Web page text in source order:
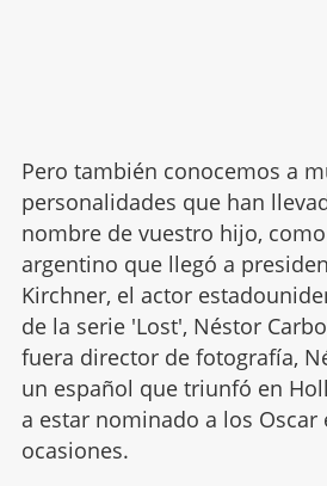
Pero también conocemos a
personalidades que han
nombre de vuestro hijo,
argentino que llegó a
Kirchner, el actor
de la serie 'Lost', Néstor
fuera director de fotografía,
un español que triunfó en
a estar nominado a los Oscar
ocasiones.